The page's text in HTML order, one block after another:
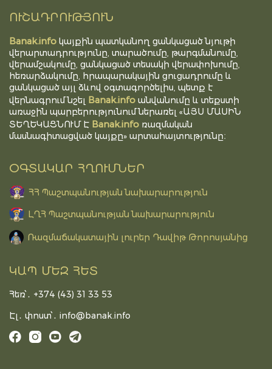
ՈՒՇԱԴՐՈՒԹՅՈՒՆ
Banak.info կայքին պատկանող ցանկացած նյութի
վերարտադրությունը, տարածումը, թարգմանումը,
վերամշակումը, ցանկացած տեսակի վերափոխումը,
հեռարձակումը, հրապարակային ցուցադրումը և
ցանկացած այլ ձևով օգտագործելիս, պետք է
վերնագրում նշել Banak.info անվանումը և տեքստի
առաջին պարբերությունում ներառել «ԱՅՍ ՄԱՍԻՆ
ՏԵՂԵԿԱՑՆՈՒՄ Է Banak.info ռազմական
մասնագիտացված կայքը» արտահայտությունը։
ՕԳՏԱԿԱՐ ՀՂՈՒՄՆԵՐ
ՀՀ Պաշտպանության նախարարություն
ԼՂՀ Պաշտպանության նախարարություն
Ռազմաճակատային լուրեր Դավիթ Թորոսյանից
ԿԱՊ ՄԵԶ ՀԵՏ
Հեռ՝․ +374 (43) 31 33 53
Էլ․ փոստ՝․ info@banak.info